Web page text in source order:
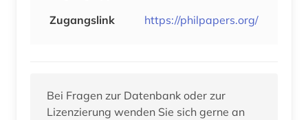
Zugangslink
https://philpapers.org/
Bei Fragen zur Datenbank oder zur
Lizenzierung wenden Sie sich gerne an